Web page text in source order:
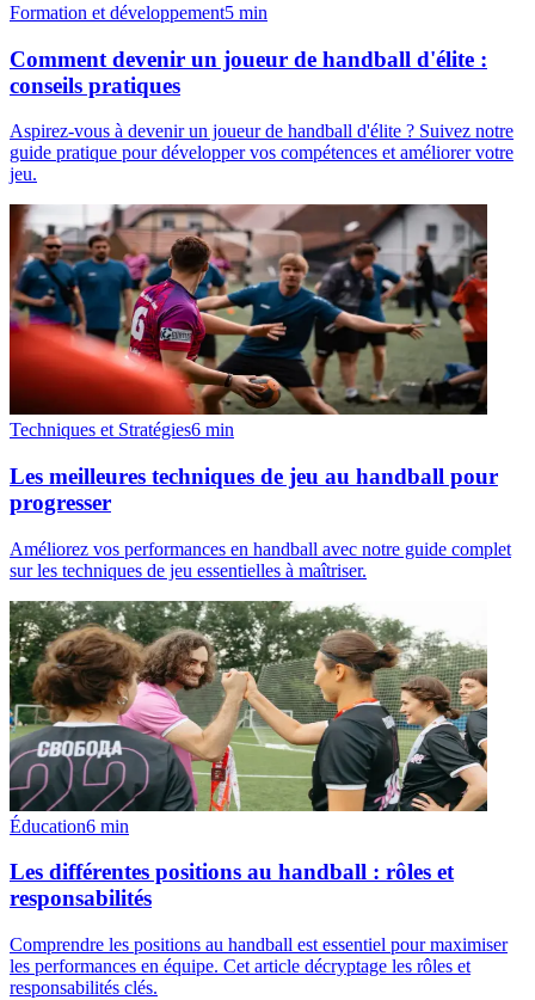
Formation et développement5 min
Comment devenir un joueur de handball d'élite :
conseils pratiques
Aspirez-vous à devenir un joueur de handball d'élite ? Suivez notre
guide pratique pour développer vos compétences et améliorer votre
jeu.
Techniques et Stratégies6 min
Les meilleures techniques de jeu au handball pour
progresser
Améliorez vos performances en handball avec notre guide complet
sur les techniques de jeu essentielles à maîtriser.
Éducation6 min
Les différentes positions au handball : rôles et
responsabilités
Comprendre les positions au handball est essentiel pour maximiser
les performances en équipe. Cet article décryptage les rôles et
responsabilités clés.